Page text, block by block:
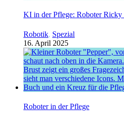
KI in der Pflege: Roboter Ricky
Robotik, Spezial
16. April 2025
Roboter in der Pflege